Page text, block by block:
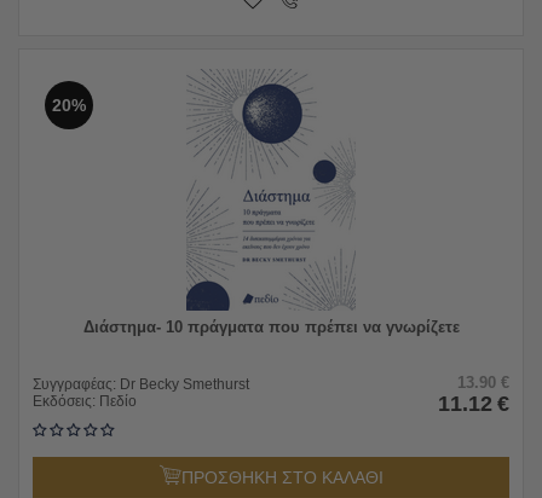
20%
Διάστημα- 10 πράγματα που πρέπει να γνωρίζετε
Συγγραφέας: Dr Becky Smethurst
Εκδόσεις: Πεδίο
13.90 €
11.12 €
ΠΡΟΣΘΗΚΗ ΣΤΟ ΚΑΛΑΘΙ